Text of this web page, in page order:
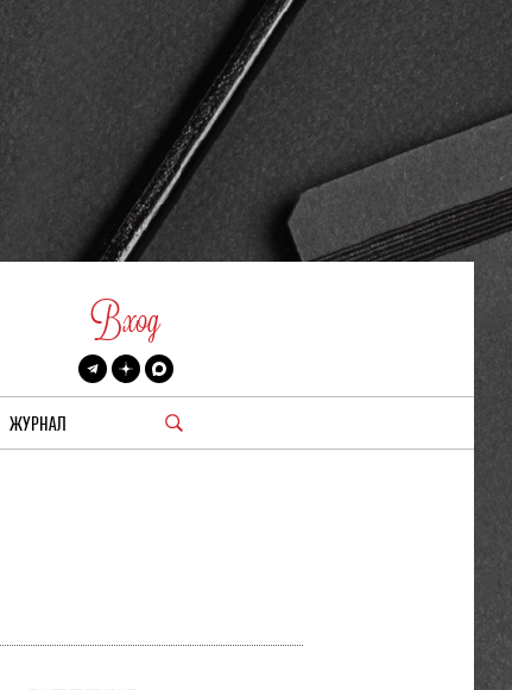
Вход
ЖУРНАЛ